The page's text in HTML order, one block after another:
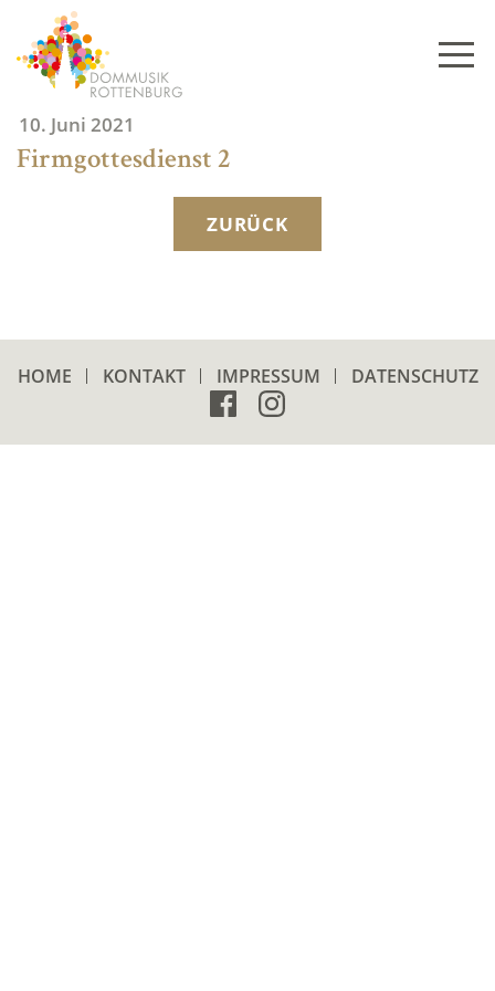
content
10. Juni 2021
Firmgottesdienst 2
ZURÜCK
HOME KONTAKT IMPRESSUM DATENSCHUTZ